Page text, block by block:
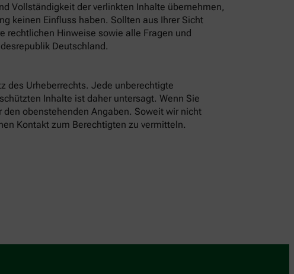
Vollständigkeit der verlinkten Inhalte übernehmen,
keinen Einfluss haben. Sollten aus Ihrer Sicht
rechtlichen Hinweise sowie alle Fragen und
Deutschland.
des Urheberrechts. Jede unberechtigte
Inhalte ist daher untersagt. Wenn Sie
obenstehenden Angaben. Soweit wir nicht
Kontakt zum Berechtigten zu vermitteln.